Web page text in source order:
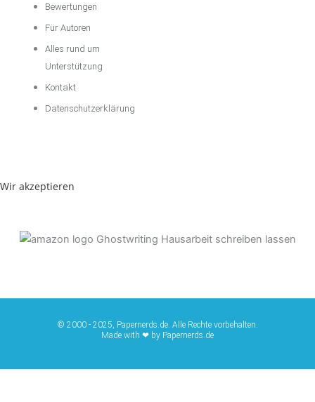
Bewertungen
Für Autoren
Alles rund um
Unterstützung
Kontakt
Datenschutzerklärung
Wir akzeptieren
© 2000 - 2025, Papernerds.de. Alle Rechte vorbehalten.
Made with ❤ by Papernerds.de